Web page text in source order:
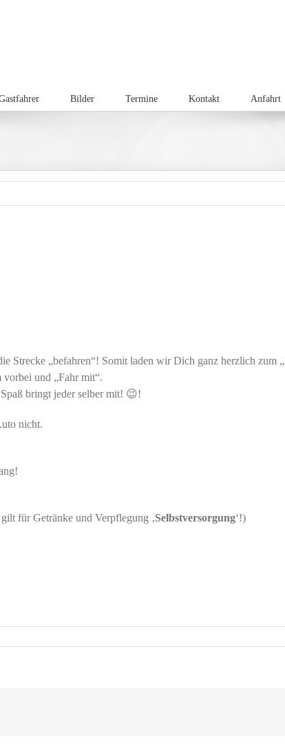
Bilder Termine Kontakt Anfahrt
Strecke „befahren“! Somit laden wir Dich ganz herzlich zum
vorbei und „Fahr mit“.
bringt jeder selber mit! 😉!
nicht.
für Getränke und Verpflegung ‚Selbstversorgung‘!)